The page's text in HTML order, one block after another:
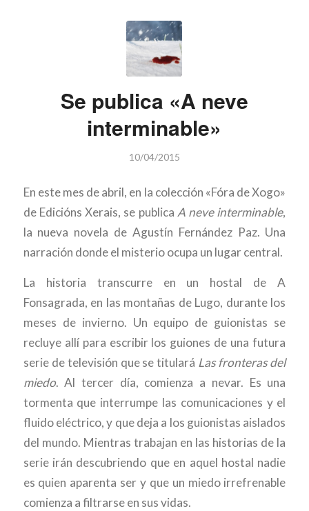
Se publica «A neve
interminable»
10/04/2015
En este mes de abril, en la colección «Fóra de Xogo»
de Edicións Xerais, se publica A neve interminable,
la nueva novela de Agustín Fernández Paz. Una
narración donde el misterio ocupa un lugar central.
La historia transcurre en un hostal de A
Fonsagrada, en las montañas de Lugo, durante los
meses de invierno. Un equipo de guionistas se
recluye allí para escribir los guiones de una futura
serie de televisión que se titulará Las fronteras del
miedo. Al tercer día, comienza a nevar. Es una
tormenta que interrumpe las comunicaciones y el
fluido eléctrico, y que deja a los guionistas aislados
del mundo. Mientras trabajan en las historias de la
serie irán descubriendo que en aquel hostal nadie
es quien aparenta ser y que un miedo irrefrenable
comienza a filtrarse en sus vidas.